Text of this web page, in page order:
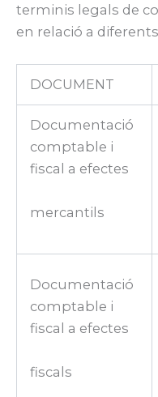
terminis legals de
en relació a
DOCUMENT
Documentació
comptable i
fiscal a efectes
mercantils
Documentació
comptable i
fiscal a efectes
fiscals